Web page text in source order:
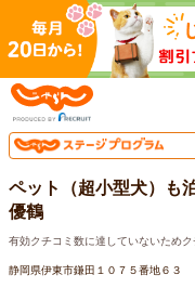
ペット（超小型犬）も
優鶴
有効クチコミ数に達していないため
静岡県伊東市鎌田１０７５番地６３